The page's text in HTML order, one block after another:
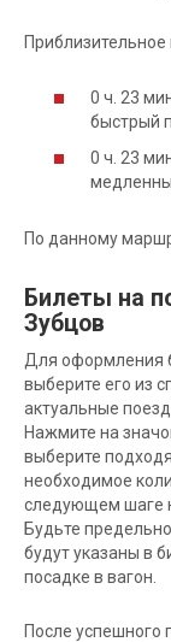
0 ч. 23
быстрый
0 ч. 23
По данному
Билеты на
Зубцов
Для оформления
выберите его из
актуальные
Нажмите на
выберите
необходимое
следующем шаге
Будьте
будут указаны в
посадке в вагон.
После успешного